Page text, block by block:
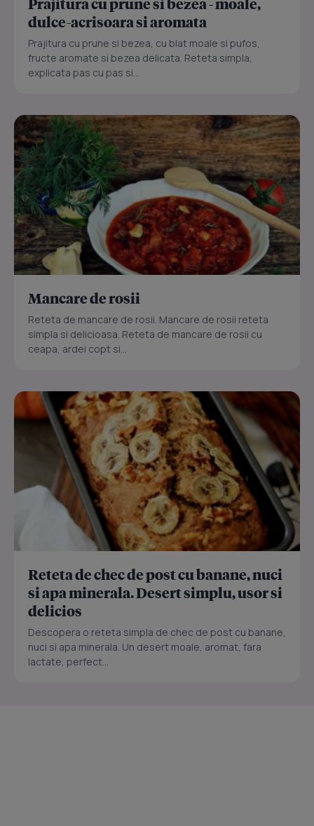
dulce-acrisoara si aromata
Prajitura cu prune si bezea, cu blat moale si pufos,
fructe aromate si bezea delicata. Reteta simpla,
explicata pas cu pas si...
Mancare de rosii
Reteta de mancare de rosii. Mancare de rosii reteta
simpla si delicioasa. Reteta de mancare de rosii cu
ceapa, ardei copt si...
Reteta de chec de post cu banane, nuci
si apa minerala. Desert simplu, usor si
delicios
Descopera o reteta simpla de chec de post cu banane,
nuci si apa minerala. Un desert moale, aromat, fara
lactate, perfect...